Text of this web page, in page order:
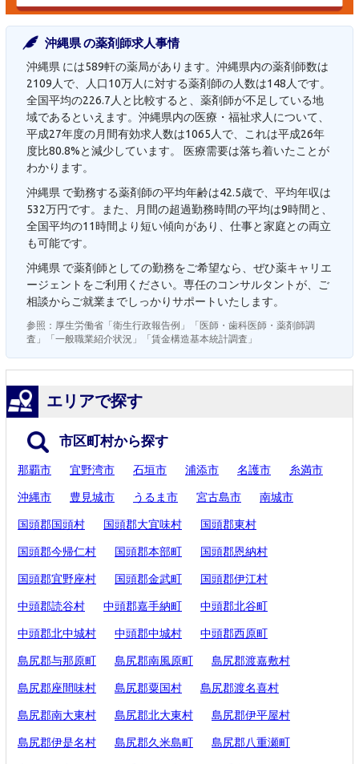
沖縄県 の薬剤師求人事情
沖縄県 には589軒の薬局があります。沖縄県内の薬剤師数は
2109人で、人口10万人に対する薬剤師の人数は148人です。
全国平均の226.7人と比較すると、薬剤師が不足している地
域であるといえます。沖縄県内の医療・福祉求人について、
平成27年度の月間有効求人数は1065人で、これは平成26年
度比80.8%と減少しています。 医療需要は落ち着いたことが
わかります。
沖縄県 で勤務する薬剤師の平均年齢は42.5歳で、平均年収は
532万円です。また、月間の超過勤務時間の平均は9時間と、
全国平均の11時間より短い傾向があり、仕事と家庭との両立
も可能です。
沖縄県 で薬剤師としての勤務をご希望なら、ぜひ薬キャリエ
ージェントをご利用ください。専任のコンサルタントが、ご
相談からご就業までしっかりサポートいたします。
参照：厚生労働省「衛生行政報告例」「医師・歯科医師・薬剤師調
査」「一般職業紹介状況」「賃金構造基本統計調査」
エリアで探す
市区町村から探す
那覇市 宜野湾市 石垣市 浦添市 名護市 糸満市
沖縄市 豊見城市 うるま市 宮古島市 南城市
国頭郡国頭村 国頭郡大宜味村 国頭郡東村
国頭郡今帰仁村 国頭郡本部町 国頭郡恩納村
国頭郡宜野座村 国頭郡金武町 国頭郡伊江村
中頭郡読谷村 中頭郡嘉手納町 中頭郡北谷町
中頭郡北中城村 中頭郡中城村 中頭郡西原町
島尻郡与那原町 島尻郡南風原町 島尻郡渡嘉敷村
島尻郡座間味村 島尻郡粟国村 島尻郡渡名喜村
島尻郡南大東村 島尻郡北大東村 島尻郡伊平屋村
島尻郡伊是名村 島尻郡久米島町 島尻郡八重瀬町